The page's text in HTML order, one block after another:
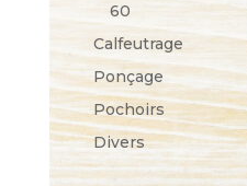
60
Calfeutrage
Ponçage
Pochoirs
Divers